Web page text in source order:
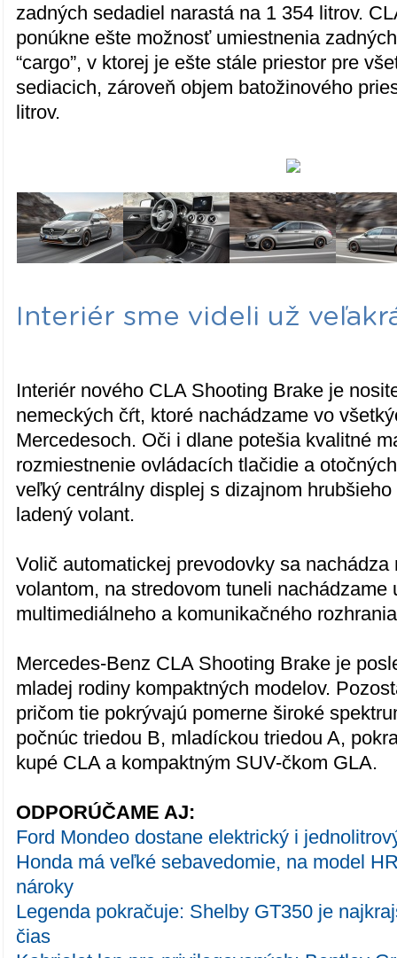
zadných sedadiel narastá na 1 354 litrov.
ponúkne ešte možnosť umiestnenia
“cargo”, v ktorej je ešte stále priestor pre
sediacich, zároveň objem batožinového
litrov.
Interiér sme videli už
Interiér nového CLA Shooting Brake je
nemeckých čŕt, ktoré nachádzame vo
Mercedesoch. Oči i dlane potešia kvalitné
rozmiestnenie ovládacích tlačidie a
veľký centrálny displej s dizajnom
ladený volant.
Volič automatickej prevodovky sa nachádza
volantom, na stredovom tuneli nachádzame
multimediálneho a komunikačného
Mercedes-Benz CLA Shooting Brake je
mladej rodiny kompaktných modelov.
pričom tie pokrývajú pomerne široké
počnúc triedou B, mladíckou triedou A,
kupé CLA a kompaktným SUV-čkom GLA.
ODPORÚČAME AJ:
Ford Mondeo dostane elektrický i
Honda má veľké sebavedomie, na model
nároky
Legenda pokračuje: Shelby GT350 je
čias